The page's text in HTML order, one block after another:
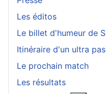
Les éditos
Le billet d'humeur de S
Itinéraire d'un ultra
Le prochain match
Les résultats